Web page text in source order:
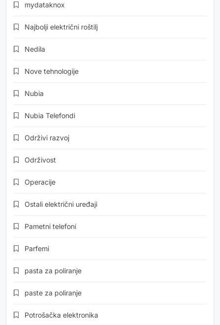
mydataknox
Najbolji električni roštilj
Nedila
Nove tehnologije
Nubia
Nubia Telefondi
Održivi razvoj
Održivost
Operacije
Ostali električni uređaji
Pametni telefoni
Parfemi
pasta za poliranje
paste za poliranje
Potrošačka elektronika